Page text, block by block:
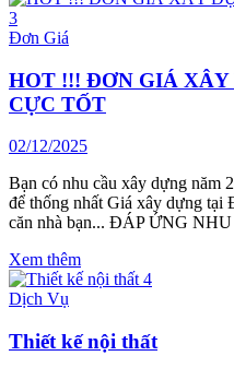
Đơn Giá
HOT !!! ĐƠN GIÁ XÂY
CỰC TỐT
02/12/2025
Bạn có nhu cầu xây dựng năm
để thống nhất Giá xây dựng tại
căn nhà bạn... ĐÁP ỨNG
Xem thêm
Dịch Vụ
Thiết kế nội thất